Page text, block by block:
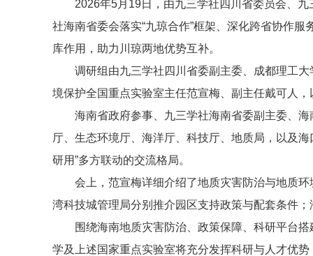
2026年5月19日，由九三学社四川省委员会、
社海南省委会落实“九琼合作”框架、深化跨省协作
库作用，助力川琼两地优势互补。
调研组由九三学社四川省委副主委、成都理工
境保护全国重点实验室主任范宣梅、副主任戴可人
海南省政府参事、九三学社海南省委副主委、
厅、生态环境厅、海洋厅、科技厅、地质局，以及
研用”多方联动的交流格局。
会上，范宣梅详细介绍了地质灾害防治与地质
湾科技城管理局分别推介园区支持政策与配套条件
围绕海南地质灾害防治、政策保障、科研平台
学及上述国家重点实验室将充分发挥科研与人才优